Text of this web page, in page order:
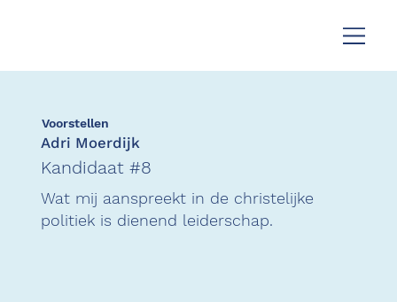
Voorstellen
Adri Moerdijk
Kandidaat #8
Wat mij aanspreekt in de christelijke
politiek is dienend leiderschap.